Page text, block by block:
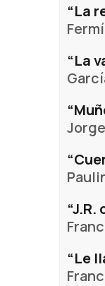
“La
“La
“Le